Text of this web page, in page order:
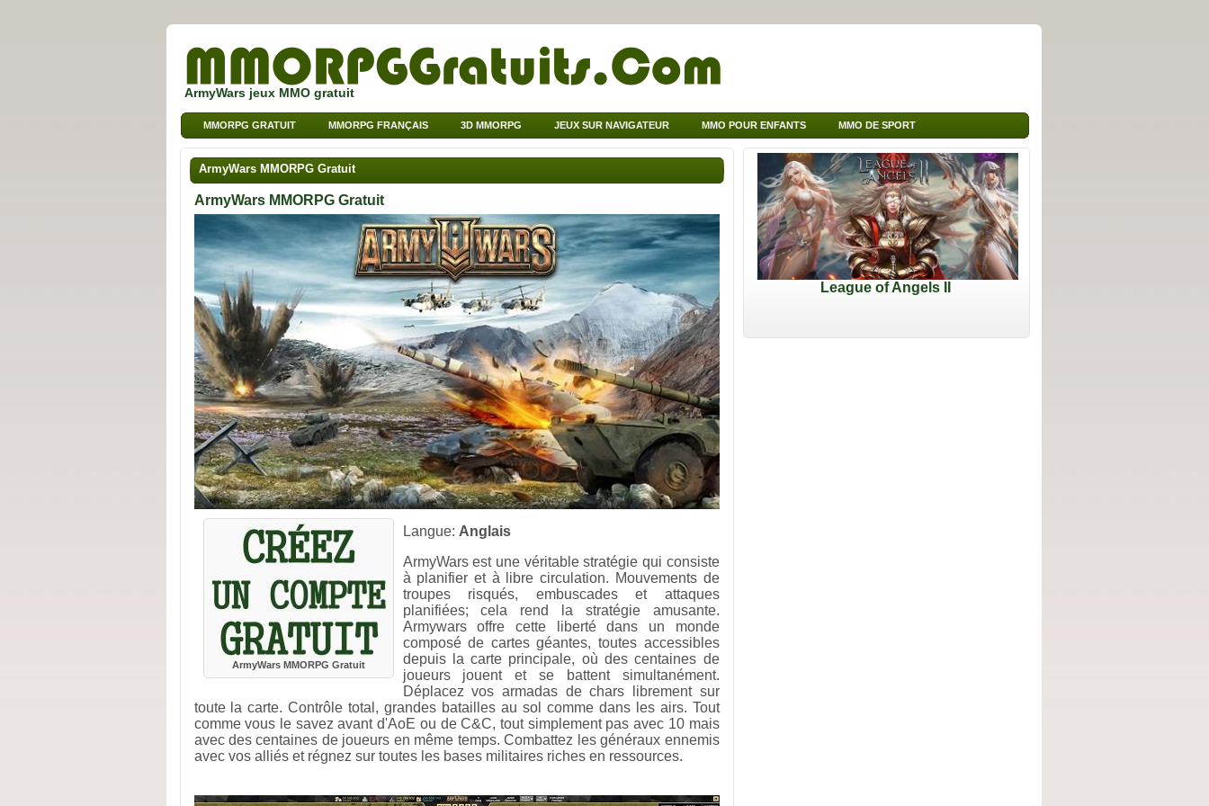
ArmyWars jeux MMO gratuit
MMORPG GRATUIT MMORPG FRANÇAIS 3D MMORPG JEUX SUR NAVIGATEUR MMO POUR ENFANTS MMO DE SPORT
ArmyWars MMORPG Gratuit
ArmyWars MMORPG Gratuit
ArmyWars MMORPG Gratuit
Langue: Anglais
ArmyWars est une véritable stratégie qui consiste
à planifier et à libre circulation. Mouvements de
troupes risqués, embuscades et attaques
planifiées; cela rend la stratégie amusante.
Armywars offre cette liberté dans un monde
composé de cartes géantes, toutes accessibles
depuis la carte principale, où des centaines de
joueurs jouent et se battent simultanément.
Déplacez vos armadas de chars librement sur
toute la carte. Contrôle total, grandes batailles au sol comme dans les airs. Tout
comme vous le savez avant d'AoE ou de C&C, tout simplement pas avec 10 mais
avec des centaines de joueurs en même temps. Combattez les généraux ennemis
avec vos alliés et régnez sur toutes les bases militaires riches en ressources.
League of Angels II